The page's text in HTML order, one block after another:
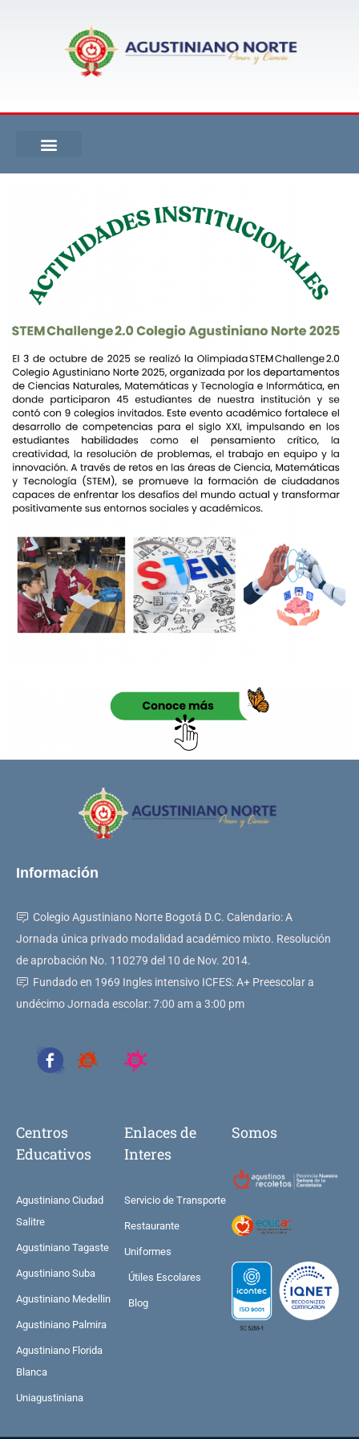
Información
Colegio Agustiniano Norte Bogotá D.C. Calendario: A
Jornada única privado modalidad académico mixto. Resolución
de aprobación No. 110279 del 10 de Nov. 2014.
Fundado en 1969 Ingles intensivo ICFES: A+ Preescolar a
undécimo Jornada escolar: 7:00 am a 3:00 pm
Centros
Educativos
Agustiniano Ciudad
Salitre
Agustiniano Tagaste
Agustiniano Suba
Agustiniano Medellin
Agustiniano Palmira
Agustiniano Florida
Blanca
Uniagustiniana
Enlaces de
Interes
Servicio de Transporte
Restaurante
Uniformes
Útiles Escolares
Blog
Somos